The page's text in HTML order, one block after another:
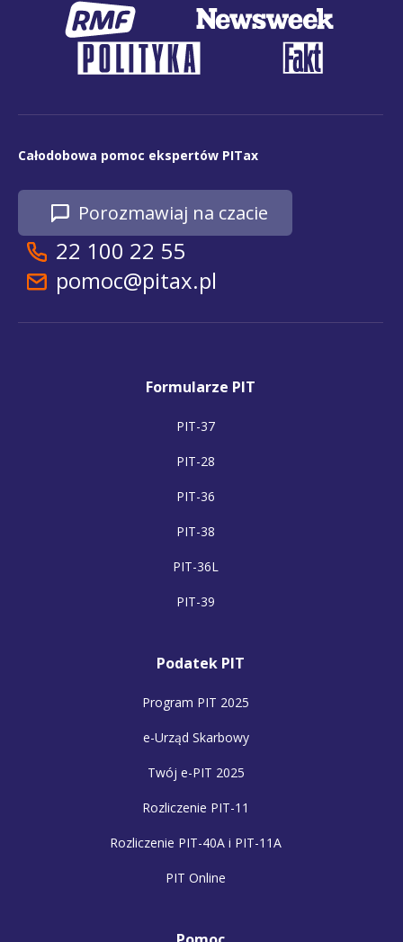
Całodobowa pomoc ekspertów PITax
Porozmawiaj na czacie
22 100 22 55
pomoc@pitax.pl
Formularze PIT
PIT-37
PIT-28
PIT-36
PIT-38
PIT-36L
PIT-39
Podatek PIT
Program PIT 2025
e-Urząd Skarbowy
Twój e-PIT 2025
Rozliczenie PIT-11
Rozliczenie PIT-40A i PIT-11A
PIT Online